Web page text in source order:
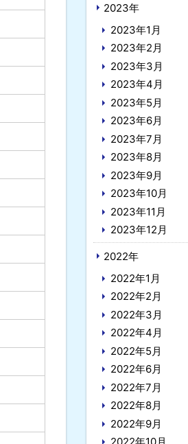
2023年
2023年1月
2023年2月
2023年3月
2023年4月
2023年5月
2023年6月
2023年7月
2023年8月
2023年9月
2023年10月
2023年11月
2023年12月
2022年
2022年1月
2022年2月
2022年3月
2022年4月
2022年5月
2022年6月
2022年7月
2022年8月
2022年9月